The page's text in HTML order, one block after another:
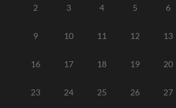
2 3 4 5 6
9 10 11 12 13
16 17 18 19 20
23 24 25 26 27